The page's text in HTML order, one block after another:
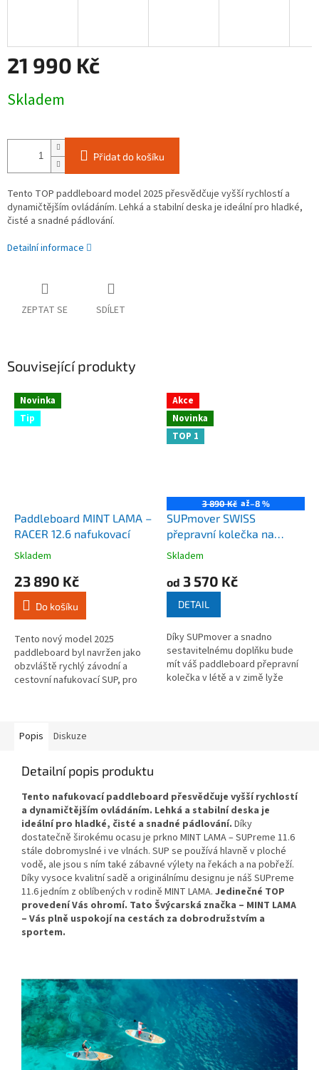
21 990 Kč
cena:
Skladem
Přidat do košíku
Tento TOP paddleboard model 2025 přesvědčuje vyšší rychlostí a
dynamičtějším ovládáním. Lehká a stabilní deska je ideální pro hladké,
čisté a snadné pádlování.
Detailní informace
ZEPTAT SE SDÍLET
Související produkty
Novinka
Tip
Paddleboard MINT LAMA –
RACER 12.6 nafukovací
Průměrné
produktu
4,6
5
hvězdiček.
Skladem
23 890 Kč
Do košíku
Tento nový model 2025
paddleboard byl navržen jako
obzvláště rychlý závodní a
cestovní nafukovací SUP, pro
Akce
Novinka
TOP 1
3 890 Kč až–8 %
SUPmover SWISS
přepravní kolečka na
paddleboard i lyže
Průměrné
produktu
5
hvězdiček.
Skladem
od 3 570 Kč
DETAIL
Díky SUPmover a snadno
sestavitelnému doplňku bude
mít váš paddleboard přepravní
kolečka v létě a v zimě lyže
Popis Diskuze
Detailní popis produktu
Tento nafukovací paddleboard přesvědčuje vyšší rychlostí
a dynamičtějším ovládáním. Lehká a stabilní deska je
ideální pro hladké, čisté a snadné pádlování. Díky
dostatečně širokému ocasu je prkno MINT LAMA – SUPreme 11.6
stále dobromyslné i ve vlnách. SUP se používá hlavně v ploché
vodě, ale jsou s ním také zábavné výlety na řekách a na pobřeží.
Díky vysoce kvalitní sadě a originálnímu designu je náš SUPreme
11.6 jedním z oblíbených v rodině MINT LAMA. Jedinečné TOP
provedení Vás ohromí. Tato Švýcarská značka – MINT LAMA
– Vás plně uspokojí na cestách za dobrodružstvím a
sportem.